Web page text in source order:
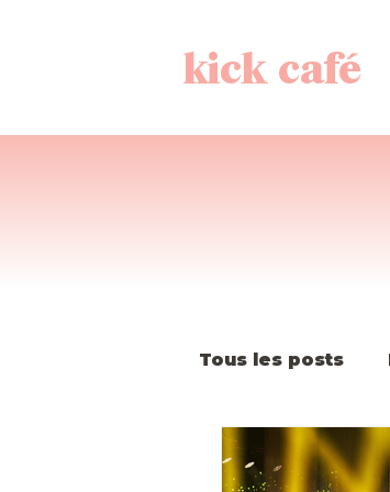
kick café
Tous les posts
Histoire de la